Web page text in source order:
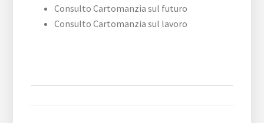
Consulto Cartomanzia sul futuro
Consulto Cartomanzia sul lavoro